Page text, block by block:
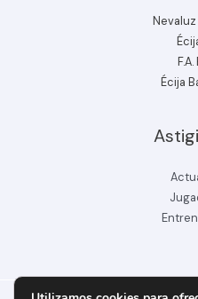
Nevaluz
Écija